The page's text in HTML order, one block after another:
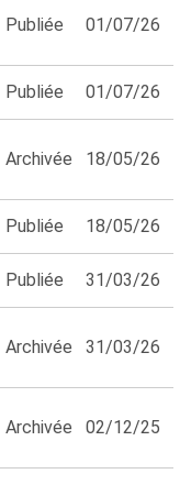
Publiée 01/07/26
Publiée 01/07/26
Archivée 18/05/26
Publiée 18/05/26
Publiée 31/03/26
Archivée 31/03/26
Archivée 02/12/25